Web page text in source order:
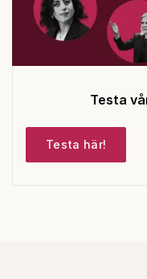
Testa
Testa här!